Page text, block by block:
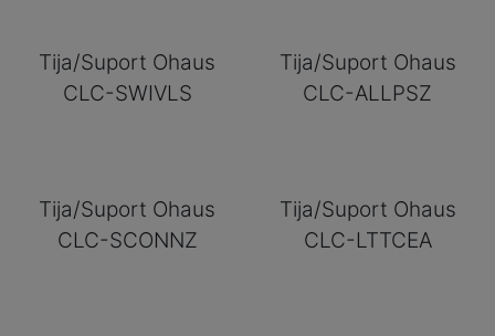
Tija/Suport Ohaus
CLC-SWIVLS
Tija/Suport Ohaus
CLC-ALLPSZ
Tija/Suport Ohaus
CLC-SCONNZ
Tija/Suport Ohaus
CLC-LTTCEA